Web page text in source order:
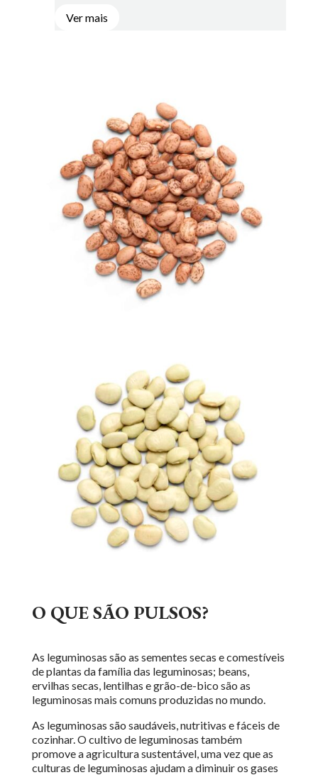
Ver mais
O QUE SÃO PULSOS?
As leguminosas são as sementes secas e comestíveis
de plantas da família das leguminosas; beans,
ervilhas secas, lentilhas e grão-de-bico são as
leguminosas mais comuns produzidas no mundo.
As leguminosas são saudáveis, nutritivas e fáceis de
cozinhar. O cultivo de leguminosas também
promove a agricultura sustentável, uma vez que as
culturas de leguminosas ajudam a diminuir os gases